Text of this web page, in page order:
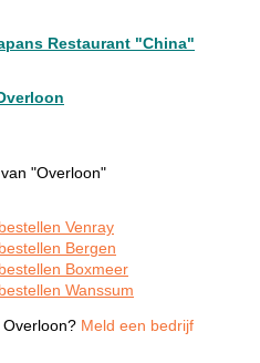
Restaurant "China"
"Overloon"
Venray
Bergen
Boxmeer
Wanssum
Overloon? Meld een bedrijf